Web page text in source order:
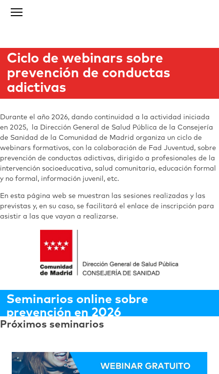
Ciclo de webinars sobre
prevención de conductas
adictivas
Durante el año 2026, dando continuidad a la actividad iniciada
en 2025, la Dirección General de Salud Pública de la Consejería
de Sanidad de la Comunidad de Madrid organiza un ciclo de
webinars formativos, con la colaboración de Fad Juventud, sobre
prevención de conductas adictivas, dirigido a profesionales de la
intervención socioeducativa, salud comunitaria, educación formal
y no formal, información juvenil, etc.
En esta página web se muestran las sesiones realizadas y las
previstas y, en su caso, se facilitará el enlace de inscripción para
asistir a las que vayan a realizarse.
Seminarios online sobre
prevención en 2026
Próximos seminarios